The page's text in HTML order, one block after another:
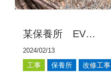
某保養所 EV…
2024/02/13
工事 保養所 改修工事